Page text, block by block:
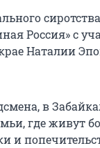
Россия» с
Наталии
в
где живут
и